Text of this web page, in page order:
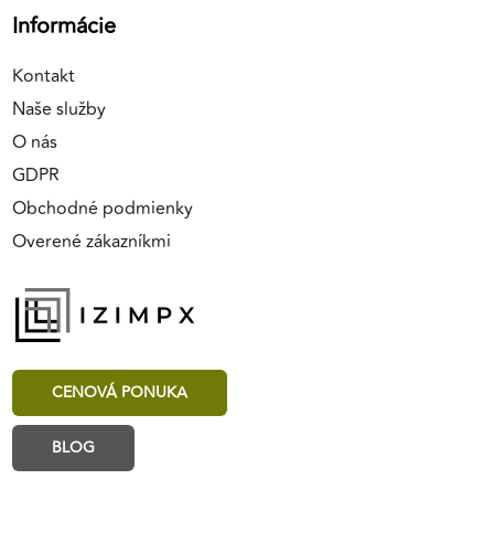
Informácie
Kontakt
Naše služby
O nás
GDPR
Obchodné podmienky
Overené zákazníkmi
CENOVÁ PONUKA
BLOG